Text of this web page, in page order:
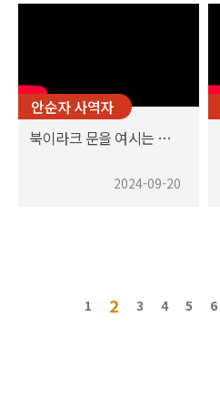
안순자 사역자
북이라크 문을 여시는 하나님 이야기
2024-09-20
1 2 3 4 5 6